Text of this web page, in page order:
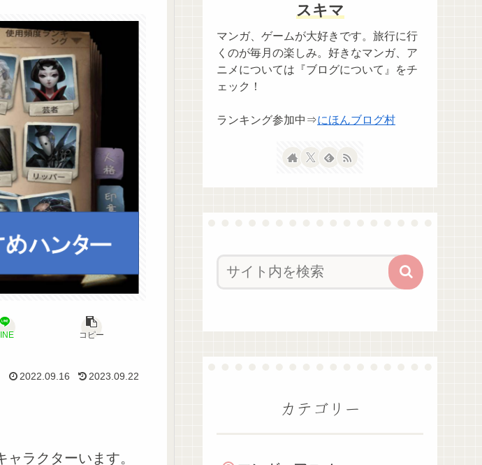
コピー
2022.09.16 2023.09.22
ラクターいます。
スキマ
マンガ、ゲームが大好きです。旅行に行
くのが毎月の楽しみ。好きなマンガ、ア
ニメについては『ブログについて』をチ
ェック！
ランキング参加中⇒にほんブログ村
カテゴリー